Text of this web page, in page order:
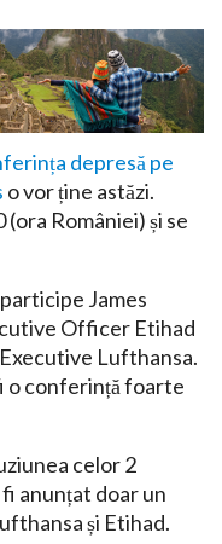
depresă pe
o vor ține astăzi.
României) și se
James
Officer Etihad
Lufthansa.
o conferință foarte
celor 2
anunțat doar un
și Etihad.